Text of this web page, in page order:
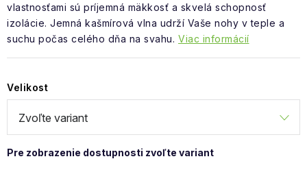
vlastnosťami sú príjemná mäkkosť a skvelá schopnosť
izolácie. Jemná kašmírová vlna udrží Vaše nohy v teple a
suchu počas celého dňa na svahu. Viac informácií
Velikost